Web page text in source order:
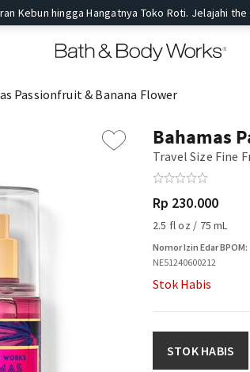
Kebun hingga Hangatnya Toko Roti. Jelajahi
Passionfruit & Banana Flower
Bahamas
Travel Size Fine
Rp 230.000
2.5 fl oz / 75 mL
Nomor Izin Edar BPOM:
NE51240600212
Stok Habis
STOK HABIS